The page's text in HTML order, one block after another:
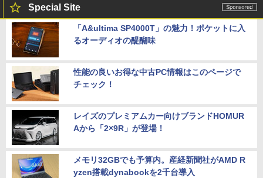
Special Site
「A&ultima SP4000T」の魅力！ポケットに入
るオーディオの醍醐味
性能の良いお得な中古PC情報はこのページで
チェック！
レイズのプレミアムカー向けブランドHOMUR
Aから「2×9R」が登場！
メモリ32GBでも予算内。産経新聞社がAMD R
yzen搭載dynabookを2千台導入